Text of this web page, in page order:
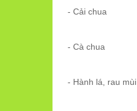
- Cải chua
- Cà chua
- Hành lá, rau mùi